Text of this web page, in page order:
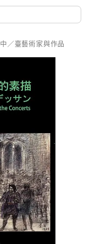
中／臺藝術家與作品